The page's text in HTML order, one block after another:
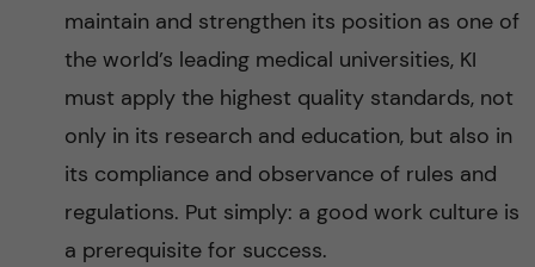
maintain and strengthen its position as one of
the world’s leading medical universities, KI
must apply the highest quality standards, not
only in its research and education, but also in
its compliance and observance of rules and
regulations. Put simply: a good work culture is
a prerequisite for success.